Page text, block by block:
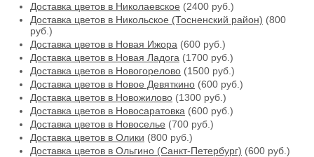
Доставка цветов в Николаевское (2400 руб.)
Доставка цветов в Никольское (Тосненский район) (800
руб.)
Доставка цветов в Новая Ижора (600 руб.)
Доставка цветов в Новая Ладога (1700 руб.)
Доставка цветов в Новогорелово (1500 руб.)
Доставка цветов в Новое Девяткино (600 руб.)
Доставка цветов в Новожилово (1300 руб.)
Доставка цветов в Новосаратовка (600 руб.)
Доставка цветов в Новоселье (700 руб.)
Доставка цветов в Олики (800 руб.)
Доставка цветов в Ольгино (Санкт-Петербург) (600 руб.)